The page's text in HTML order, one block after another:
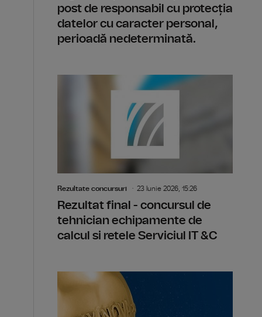
post de responsabil cu protecția
datelor cu caracter personal,
perioadă nedeterminată.
Rezultate concursuri 23 Iunie 2026, 15:26
Rezultat final - concursul de
tehnician echipamente de
calcul si retele Serviciul IT &C